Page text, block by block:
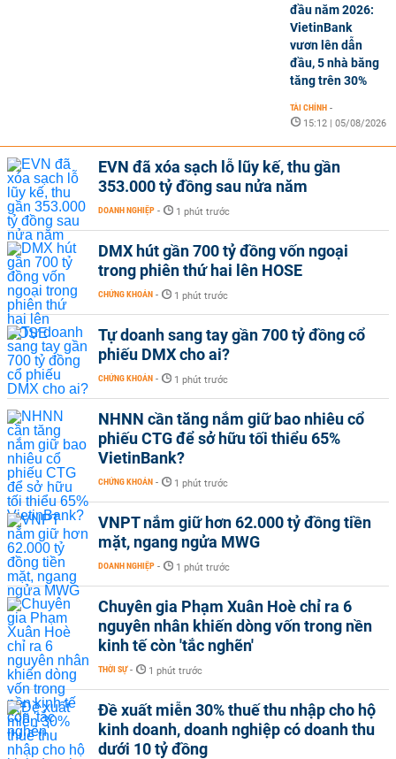
đầu năm 2026:
VietinBank
vươn lên dẫn
đầu, 5 nhà băng
tăng trên 30%
TÀI CHÍNH -
15:12 | 05/08/2026
EVN đã xóa sạch lỗ lũy kế, thu gần
353.000 tỷ đồng sau nửa năm
DOANH NGHIỆP - 1 phút trước
DMX hút gần 700 tỷ đồng vốn ngoại
trong phiên thứ hai lên HOSE
CHỨNG KHOÁN - 1 phút trước
Tự doanh sang tay gần 700 tỷ đồng cổ
phiếu DMX cho ai?
CHỨNG KHOÁN - 1 phút trước
NHNN cần tăng nắm giữ bao nhiêu cổ
phiếu CTG để sở hữu tối thiểu 65%
VietinBank?
CHỨNG KHOÁN - 1 phút trước
VNPT nắm giữ hơn 62.000 tỷ đồng tiền
mặt, ngang ngửa MWG
DOANH NGHIỆP - 1 phút trước
Chuyên gia Phạm Xuân Hoè chỉ ra 6
nguyên nhân khiến dòng vốn trong nền
kinh tế còn 'tắc nghẽn'
THỜI SỰ - 1 phút trước
Đề xuất miễn 30% thuế thu nhập cho hộ
kinh doanh, doanh nghiệp có doanh thu
dưới 10 tỷ đồng